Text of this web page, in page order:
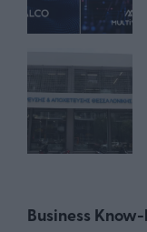
Business